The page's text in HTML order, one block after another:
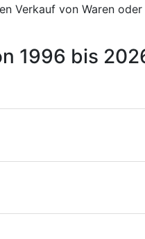
Verkauf von Waren
1996 bis